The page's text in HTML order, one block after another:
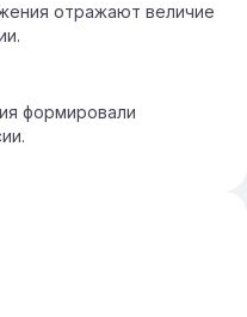
отражают величие
формировали